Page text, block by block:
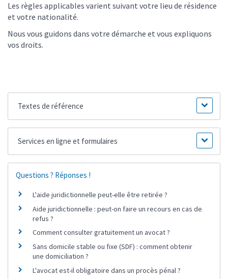
Les règles applicables varient suivant votre lieu de résidence
et votre nationalité.
Nous vous guidons dans votre démarche et vous expliquons
vos droits.
Textes de référence
Services en ligne et formulaires
Questions ? Réponses !
L'aide juridictionnelle peut-elle être retirée ?
Aide juridictionnelle : peut-on faire un recours en cas de
refus ?
Comment consulter gratuitement un avocat ?
Sans domicile stable ou fixe (SDF) : comment obtenir
une domiciliation ?
L'avocat est-il obligatoire dans un procès pénal ?